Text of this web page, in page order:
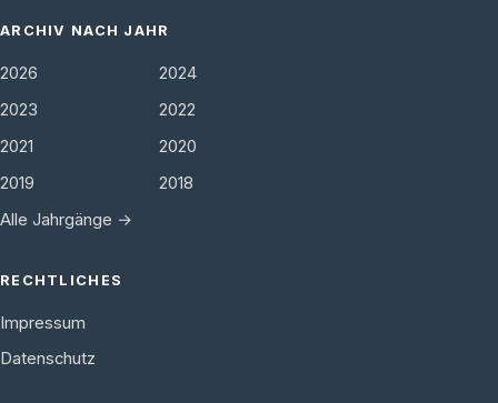
ARCHIV NACH JAHR
2026
2024
2023
2022
2021
2020
2019
2018
Alle Jahrgänge →
RECHTLICHES
Impressum
Datenschutz